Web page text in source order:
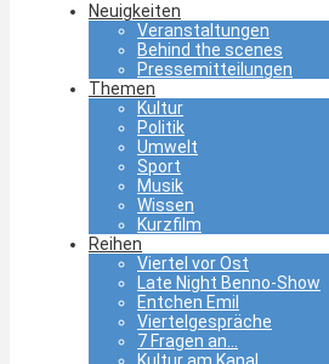
Neuigkeiten
Veranstaltungen
Behind the scenes
Pressemitteilungen
Themen
Kultur
Politik
Umwelt
Sport
Musik
Wissen
Kurzfilm
Reihen
Viertel vor Ost
Late Night Benno-Show
Entchen Emil
Viertelgespräche
7 Fragen an…